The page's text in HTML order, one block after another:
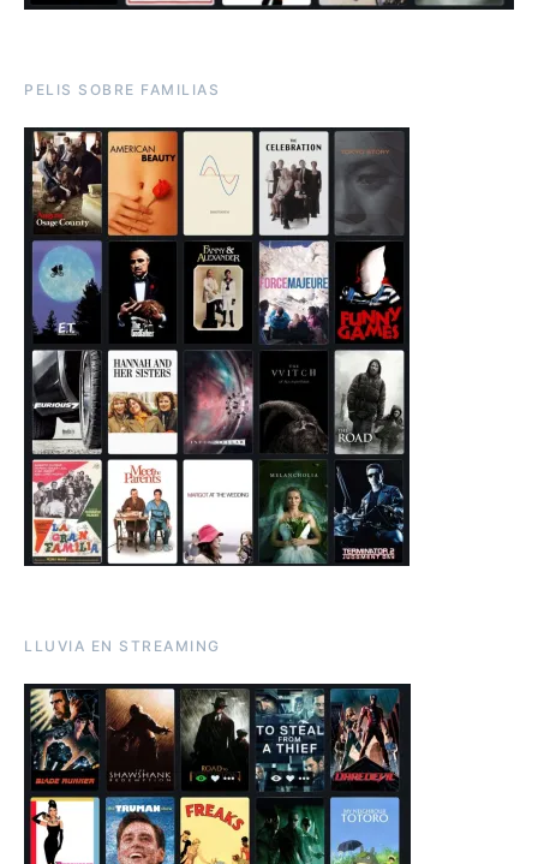
PELIS SOBRE FAMILIAS
LLUVIA EN STREAMING